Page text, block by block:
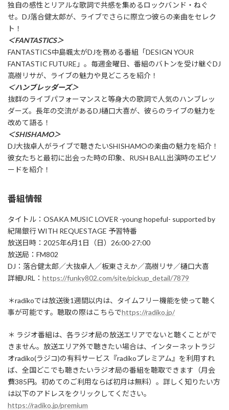
独自の感性とリアルな歌詞で共感を集めるロックバンド・ねぐ
せ。DJ落合健太郎が、ライブでさらに際立つ彼らの楽曲をセレク
ト！
＜FANTASTICS＞
FANTASTICS中島颯太がDJを務める番組「DESIGN YOUR
FANTASTIC FUTURE」。毎週金曜日、番組のバトンを受け継ぐDJ
高樹リサが、ライブの魅力や見どころを紹介！
＜ハンブレッダーズ＞
抜群のライブパフォーマンスと等身大の歌詞で人気のハンブレッ
ダーズ。長年の交流があるDJ樋口大喜が、彼らのライブの魅力を
改めて語る！
＜SHISHAMO＞
DJ大抜卓人がライブで聴きたいSHISHAMOの楽曲の魅力を紹介！
彼女たちと最初に出会った時の印象、RUSH BALL出演時のエピソ
ードを紹介！
番組情報
タイトル：OSAKA MUSIC LOVER -young hopeful- supported by
紀陽銀行 WITH REQUESTAGE 予習特番
放送日時：2025年6月1日（日）26:00-27:00
放送局：FM802
DJ：落合健太郎／大抜卓人／板東さえか／高樹リサ／樋口大喜
詳細URL： https://funky802.com/site/pickup_detail/7879
＊radikoでは放送後1週間以内は、タイムフリー機能を使って聴く
事が可能です。聴取の際はこちらでhttps://radiko.jp/
＊ ラジオ番組は、各ラジオ局の放送エリアでないと聴くことがで
きません。放送エリア外で聴きたい場合は、インターネットラジ
オradiko(ラジコ)の有料サービス『radikoプレミアム』を利用すれ
ば、全国どこでも聴きたいラジオ局の番組を聴取できます（月会
費385円。初めてのご利用ならば初月は無料）。詳しく知りたい方
は以下のアドレスをクリックしてください。
https://radiko.jp/premium